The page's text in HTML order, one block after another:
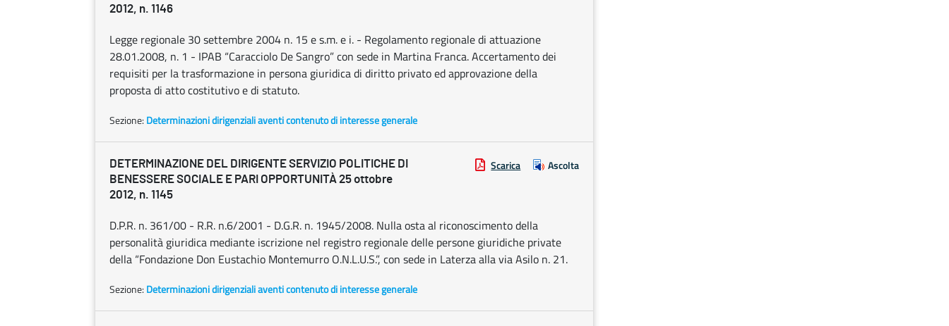
2012, n. 1146
Legge regionale 30 settembre 2004 n. 15 e s.m. e i. - Regolamento regionale di attuazione
28.01.2008, n. 1 - IPAB “Caracciolo De Sangro” con sede in Martina Franca. Accertamento dei
requisiti per la trasformazione in persona giuridica di diritto privato ed approvazione della
proposta di atto costitutivo e di statuto.
Sezione: Determinazioni dirigenziali aventi contenuto di interesse generale
DETERMINAZIONE DEL DIRIGENTE SERVIZIO POLITICHE DI
BENESSERE SOCIALE E PARI OPPORTUNITÀ 25 ottobre
2012, n. 1145
Scarica Ascolta
D.P.R. n. 361/00 - R.R. n.6/2001 - D.G.R. n. 1945/2008. Nulla osta al riconoscimento della
personalità giuridica mediante iscrizione nel registro regionale delle persone giuridiche private
della “Fondazione Don Eustachio Montemurro O.N.L.U.S.”, con sede in Laterza alla via Asilo n. 21.
Sezione: Determinazioni dirigenziali aventi contenuto di interesse generale